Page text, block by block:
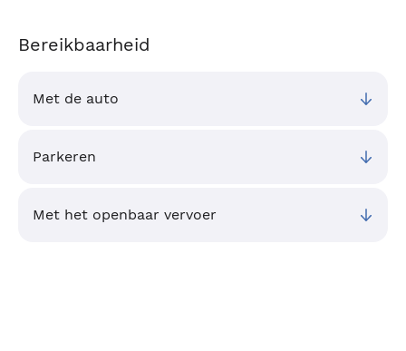
Bereikbaarheid
Met de auto
Parkeren
Met het openbaar vervoer